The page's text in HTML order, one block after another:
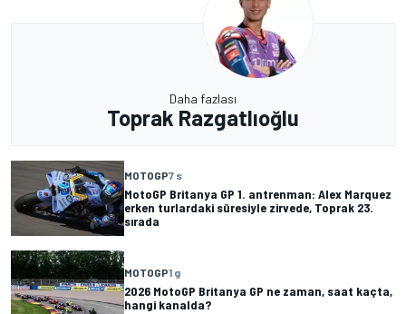
Daha fazlası
Toprak Razgatlıoğlu
MOTOGP7 s
MotoGP Britanya GP 1. antrenman: Alex Marquez
erken turlardaki süresiyle zirvede, Toprak 23.
sırada
MOTOGP1 g
2026 MotoGP Britanya GP ne zaman, saat kaçta,
hangi kanalda?